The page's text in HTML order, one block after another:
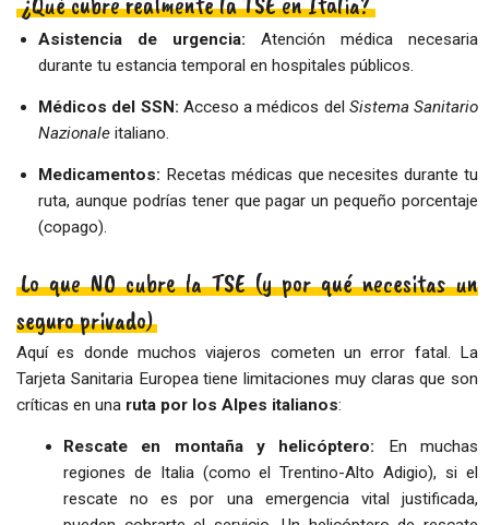
Asistencia de urgencia: Atención médica necesaria
durante tu estancia temporal en hospitales públicos.
Médicos del SSN: Acceso a médicos del Sistema Sanitario
Nazionale italiano.
Medicamentos: Recetas médicas que necesites durante tu
ruta, aunque podrías tener que pagar un pequeño porcentaje
(copago).
Lo que NO cubre la TSE (y por qué necesitas un
seguro privado)
Aquí es donde muchos viajeros cometen un error fatal. La
Tarjeta Sanitaria Europea tiene limitaciones muy claras que son
críticas en una ruta por los Alpes italianos:
Rescate en montaña y helicóptero: En muchas
regiones de Italia (como el Trentino-Alto Adigio), si el
rescate no es por una emergencia vital justificada,